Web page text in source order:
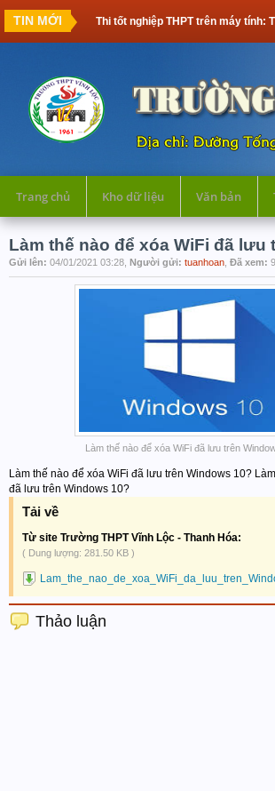
TIN MỚI Thi tốt nghiệp THPT trên máy tính:
Trang chủ Kho dữ liệu Văn bản
Làm thế nào để xóa WiFi đã lưu
Gửi lên: 04/01/2021 03:28, Người gửi: tuanhoan Đã xem:
Làm thế nào để xóa WiFi đã lưu trên
Làm thế nào để xóa WiFi đã lưu trên Windows 10?
đã lưu trên Windows 10?
Tải về
Từ site Trường THPT Vĩnh Lộc - Thanh Hóa:
( Dung lượng: 281.50 KB )
Thảo luận